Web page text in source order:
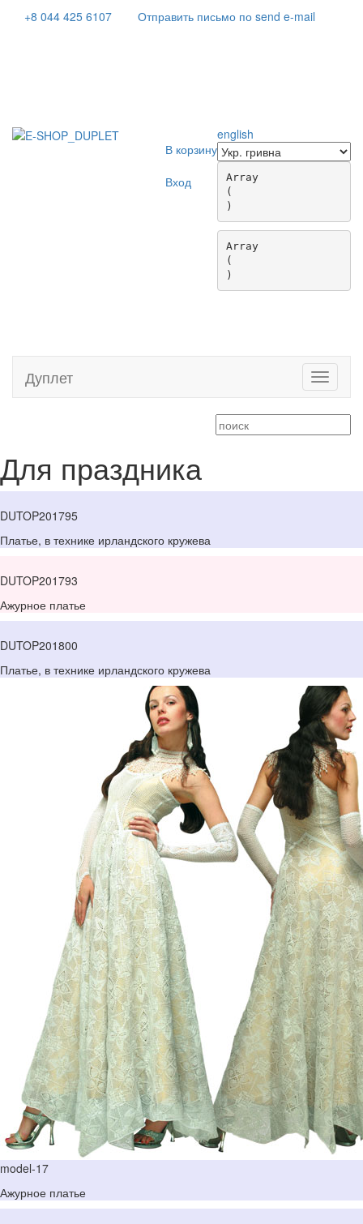
+8 044 425 6107 Отправить письмо по send e-mail
english
Array
(
Array
(
В корзину
Вход
Toggle
Дуплет
Для праздника
DUTOP201795
Платье, в технике ирландского кружева
DUTOP201793
Ажурное платье
DUTOP201800
Платье, в технике ирландского кружева
model-17
Ажурное платье